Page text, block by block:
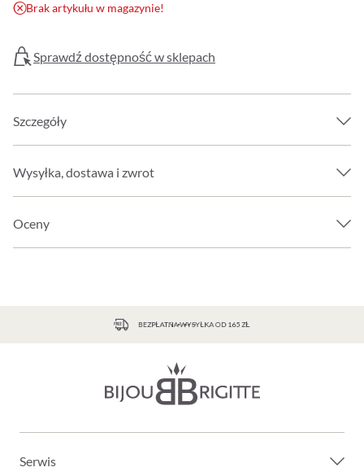
Brak artykułu w magazynie!
Sprawdź dostępność w sklepach
Szczegóły
Wysyłka, dostawa i zwrot
Oceny
BEZPŁATNA WYSYŁKA OD 165 ZŁ
Serwis